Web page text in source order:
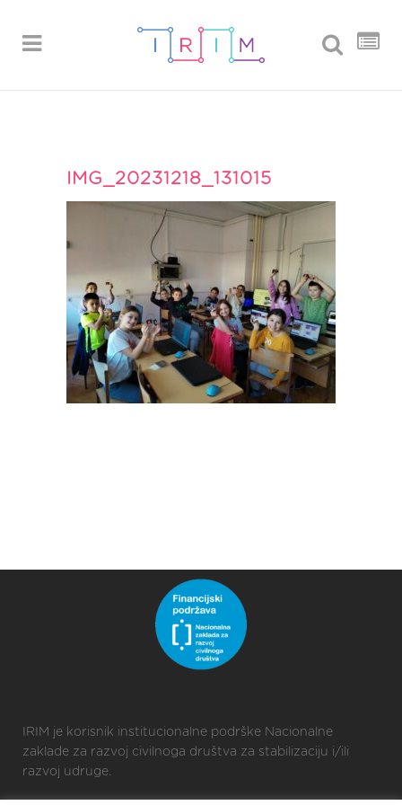
IMG_20231218_131015
IRIM je korisnik institucionalne podrške Nacionalne
zaklade za razvoj civilnoga društva za stabilizaciju i/ili
razvoj udruge.